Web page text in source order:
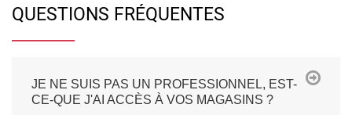
QUESTIONS FRÉQUENTES
JE NE SUIS PAS UN PROFESSIONNEL, EST-
CE-QUE J'AI ACCÈS À VOS MAGASINS ?